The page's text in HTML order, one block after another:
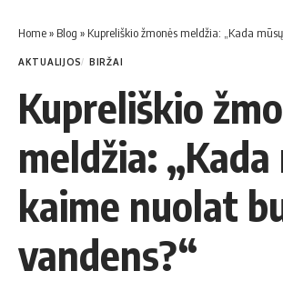
Home» Blog » Kupreliškio žmonės meldžia: „Kada mūsų
AKTUALIJOS BIRŽAI
Kupreliškio
meldžia: „Kada
kaime nuolat
vandens?“